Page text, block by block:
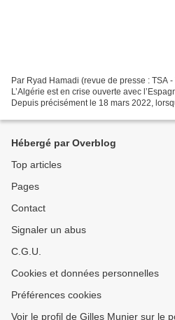
Par Ryad Hamadi (revue de presse : TSA
L’Algérie est en crise ouverte avec
Depuis précisément le 18 mars 2022,
Hébergé par Overblog
Top articles
Pages
Contact
Signaler un abus
C.G.U.
Cookies et données personnelles
Préférences cookies
Voir le profil de Gilles Munier sur le